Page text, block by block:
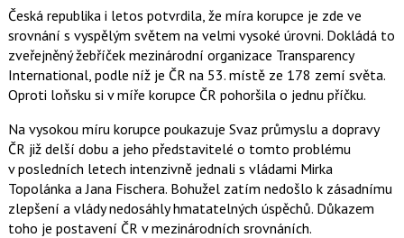
t n
a
F
e
b
k
s
i
Česká republika i letos potvrdila, že míra korupce je zde ve
srovnání s vyspělým světem na velmi vysoké úrovni. Dokládá to
zveřejněný žebříček mezinárodní organizace Transparency
International, podle níž je ČR na 53. místě ze 178 zemí světa.
Oproti loňsku si v míře korupce ČR pohoršila o jednu příčku.
Na vysokou míru korupce poukazuje Svaz průmyslu a dopravy
ČR již delší dobu a jeho představitelé o tomto problému
v posledních letech intenzivně jednali s vládami Mirka
Topolánka a Jana Fischera. Bohužel zatím nedošlo k zásadnímu
zlepšení a vlády nedosáhly hmatatelných úspěchů. Důkazem
toho je postavení ČR v mezinárodních srovnáních.